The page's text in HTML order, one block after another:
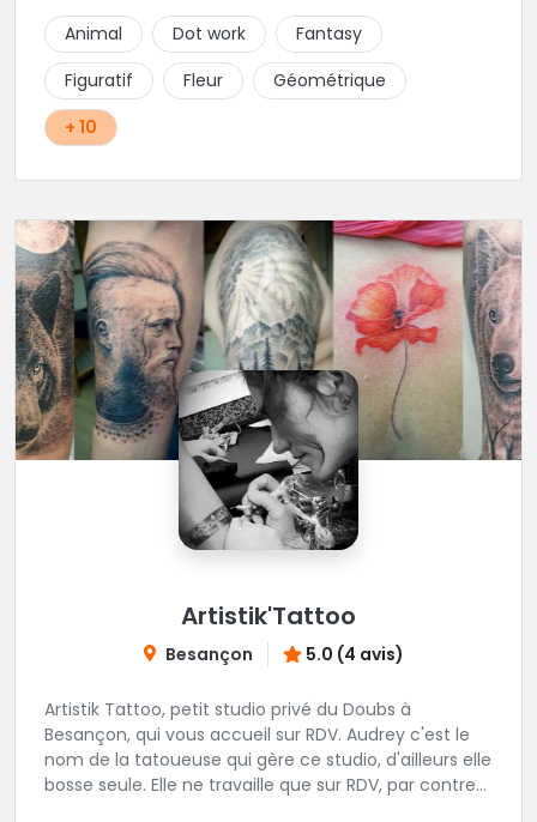
Animal Dot work
Fantasy
Figuratif
Fleur
Géométrique
+ 10
Artistik'Tattoo
Besançon 5.0 (4 avis)
Artistik Tattoo, petit studio privé du Doubs à
Besançon, qui vous accueil sur RDV. Audrey c'est le
nom de la tatoueuse qui gère ce studio, d'ailleurs elle
bosse seule. Elle ne travaille que sur RDV, par contre